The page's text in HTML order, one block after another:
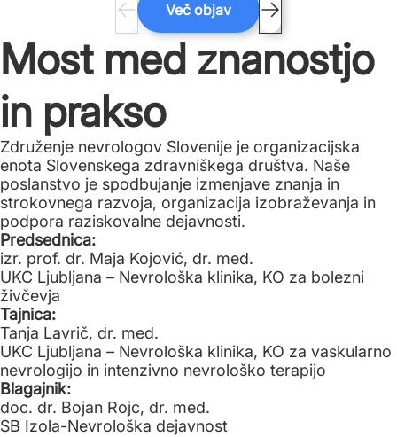
Več objav
Most med znanostjo
in prakso
Združenje nevrologov Slovenije je organizacijska
enota Slovenskega zdravniškega društva. Naše
poslanstvo je spodbujanje izmenjave znanja in
strokovnega razvoja, organizacija izobraževanja in
podpora raziskovalne dejavnosti.
Predsednica:
izr. prof. dr. Maja Kojović, dr. med.
UKC Ljubljana – Nevrološka klinika, KO za bolezni
živčevja
Tajnica:
Tanja Lavrič, dr. med.
UKC Ljubljana – Nevrološka klinika, KO za vaskularno
nevrologijo in intenzivno nevrološko terapijo
Blagajnik:
doc. dr. Bojan Rojc, dr. med.
SB Izola-Nevrološka dejavnost